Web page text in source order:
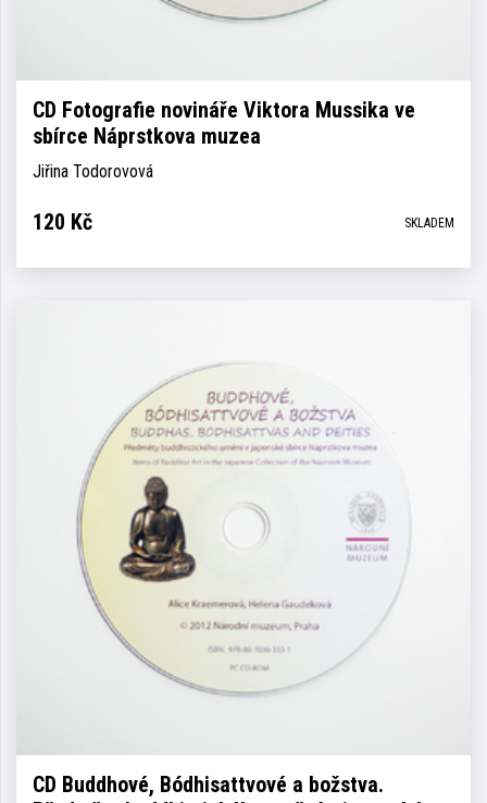
CD Fotografie novináře Viktora Mussika ve
sbírce Náprstkova muzea
Jiřina Todorovová
120 Kč SKLADEM
CD Buddhové, Bódhisattvové a božstva.